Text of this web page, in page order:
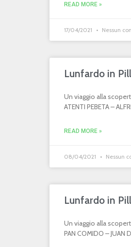
READ MORE »
17/04/2021 Nessun
Lunfardo in
Un viaggio alla
ATENTI PEBETA –
READ MORE »
08/04/2021 Nessun
Lunfardo in
Un viaggio alla
PAN COMIDO – JUAN